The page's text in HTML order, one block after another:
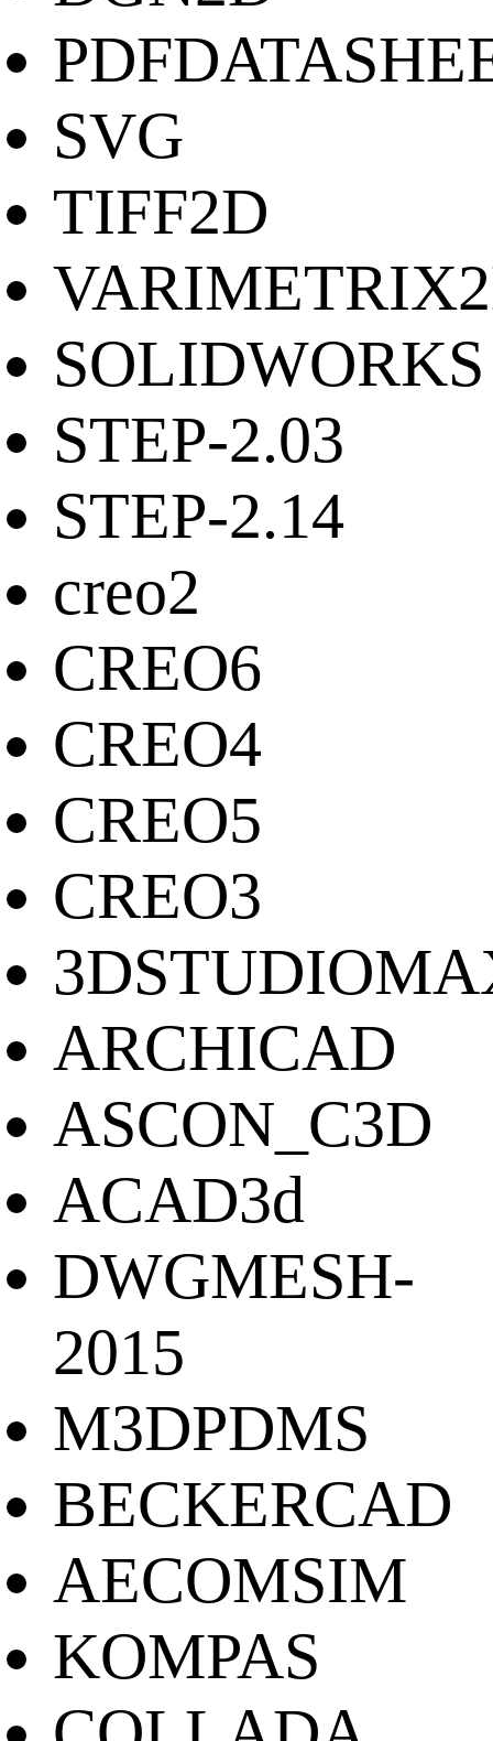
SVG
TIFF2D
SOLIDWORKS
STEP-2.03
STEP-2.14
creo2
CREO6
CREO4
CREO5
CREO3
ARCHICAD
ASCON_C3D
ACAD3d
DWGMESH-
2015
M3DPDMS
BECKERCAD
AECOMSIM
KOMPAS